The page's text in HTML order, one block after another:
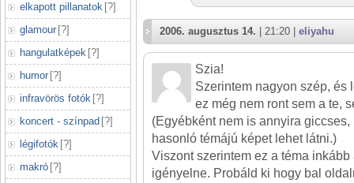
elkapott pillanatok [?]
glamour [?]
hangulatképek [?]
humor [?]
infravörös fotók [?]
koncert - színpad [?]
légifotók [?]
makró [?]
2006. augusztus 14. | 21:20 | eliyahu
Szia!
Szerintem nagyon szép, és
ez még nem ront sem a te,
(Egyébként nem is annyira
hasonló témájú képet lehet látni.)
Viszont szerintem ez a téma inkább
igényelne. Probáld ki hogy bal